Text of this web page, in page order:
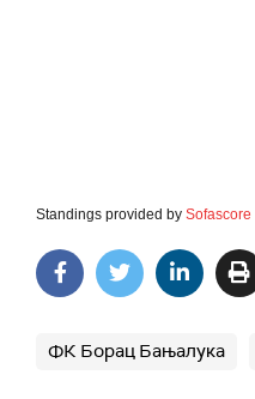
Standings provided by Sofascore
ФК Борац Бањалука